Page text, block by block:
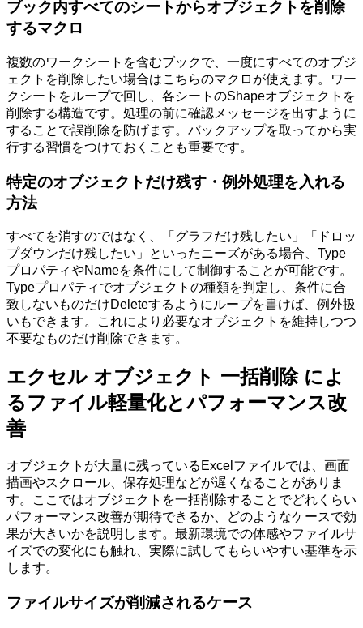
ブック内すべてのシートからオブジェクトを削除
するマクロ
複数のワークシートを含むブックで、一度にすべてのオブジ
ェクトを削除したい場合はこちらのマクロが使えます。ワー
クシートをループで回し、各シートのShapeオブジェクトを
削除する構造です。処理の前に確認メッセージを出すように
することで誤削除を防げます。バックアップを取ってから実
行する習慣をつけておくことも重要です。
特定のオブジェクトだけ残す・例外処理を入れる
方法
すべてを消すのではなく、「グラフだけ残したい」「ドロッ
プダウンだけ残したい」といったニーズがある場合、Type
プロパティやNameを条件にして制御することが可能です。
Typeプロパティでオブジェクトの種類を判定し、条件に合
致しないものだけDeleteするようにループを書けば、例外扱
いもできます。これにより必要なオブジェクトを維持しつつ
不要なものだけ削除できます。
エクセル オブジェクト 一括削除 によ
るファイル軽量化とパフォーマンス改
善
オブジェクトが大量に残っているExcelファイルでは、画面
描画やスクロール、保存処理などが遅くなることがありま
す。ここではオブジェクトを一括削除することでどれくらい
パフォーマンス改善が期待できるか、どのようなケースで効
果が大きいかを説明します。最新環境での体感やファイルサ
イズでの変化にも触れ、実際に試してもらいやすい基準を示
します。
ファイルサイズが削減されるケース